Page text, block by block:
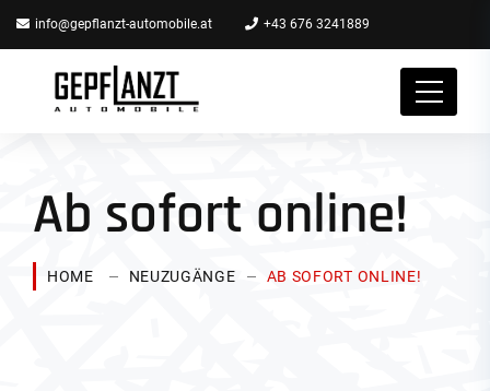
info@gepflanzt-automobile.at +43 676 3241889
Ab sofort online!
HOME NEUZUGÄNGE AB SOFORT ONLINE!